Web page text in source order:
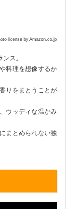
license by Amazon.co.jp
ス。
料理を想像するか
りをまとうことが
ウッディな温かみ
まとめられない独